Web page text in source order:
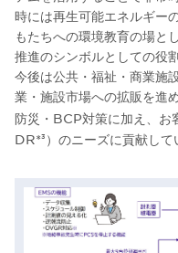
時には再生可能エネルギー
もたちへの環境教育の場と
推進のシンボルとしての役
今後は公共・福祉・商業施
業・施設市場への拡販を進
防災・BCP対策に加え、
DR*3 ）のニーズに貢献して